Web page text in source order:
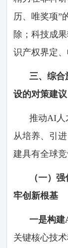
历、唯奖项”
除；科技成
识产权界定、
三、综合
设的对策建议
推动AI人
从培养、引
建具有全球竞
（一）
牢创新根基
一是构建
关键核心技